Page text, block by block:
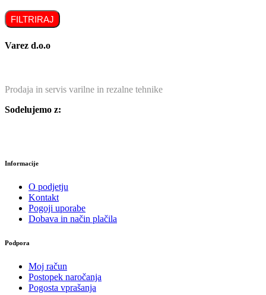
FILTRIRAJ
Varez d.o.o
Prodaja in servis varilne in rezalne tehnike
Sodelujemo z:
Informacije
O podjetju
Kontakt
Pogoji uporabe
Dobava in način plačila
Podpora
Moj račun
Postopek naročanja
Pogosta vprašanja